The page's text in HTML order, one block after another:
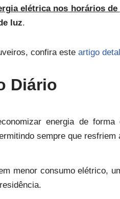
elétrica nos horários de
luz.
confira este artigo
Diário
energia de forma
sempre que resfriem
menor consumo elétrico,